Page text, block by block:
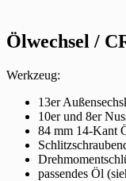
Ölwechsel /
Werkzeug:
13er
10er und 8er
84 mm 14-Kant
passendes Öl